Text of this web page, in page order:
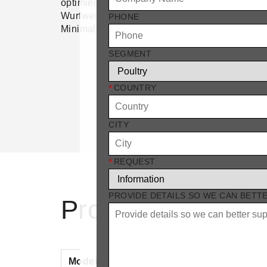
PHONE
SEGMENT
* COUNTRY
CITY
* REQUEST
PROVIDE DETAILS SO WE CAN
optimiert die Luftströmung und die
Wurfweite, insbesondere bei
Minimalventilation.
Dies
Vorteile.
Produkt-Modelle
Modell